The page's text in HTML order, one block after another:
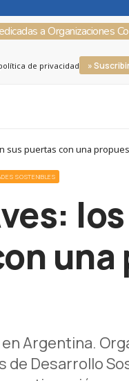
a Organizaciones
de privacidad »
sus puertas con una
SOSTENIBLES
Argentina.
Desarrollo